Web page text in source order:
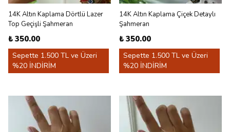
14K Altın Kaplama Dörtlü Lazer
Top Geçişli Şahmeran
₺ 350.00
Sepette 1.500 TL ve Üzeri
%20 İNDİRİM
14K Altın Kaplama Çiçek Detaylı
Şahmeran
₺ 350.00
Sepette 1.500 TL ve Üzeri
%20 İNDİRİM